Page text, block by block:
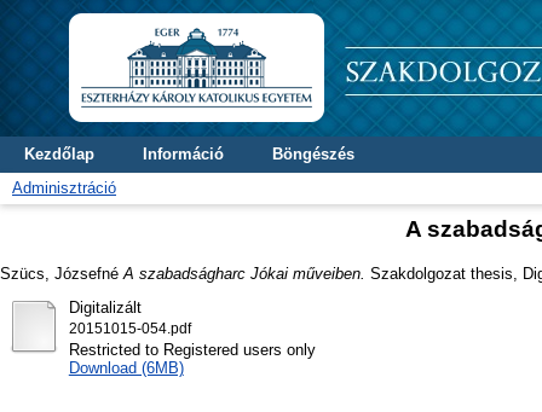
Kezdőlap Információ
Böngészés
Adminisztráció
A
Szücs, Józsefné A szabadságharc Jókai műveiben. Szakdolgozat thesis,
Digitalizált
20151015-054.pdf
Restricted to Registered users only
Download (6MB)